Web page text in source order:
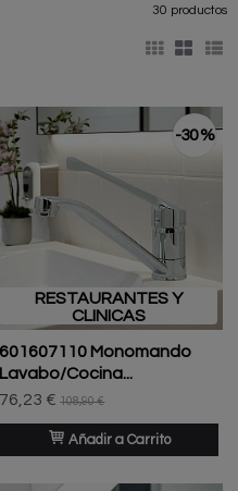
30 productos
RESTAURANTES Y
CLINICAS
-30 %
601607110 Monomando
Lavabo/Cocina...
76,23 €108,90 €
Añadir a Carrito